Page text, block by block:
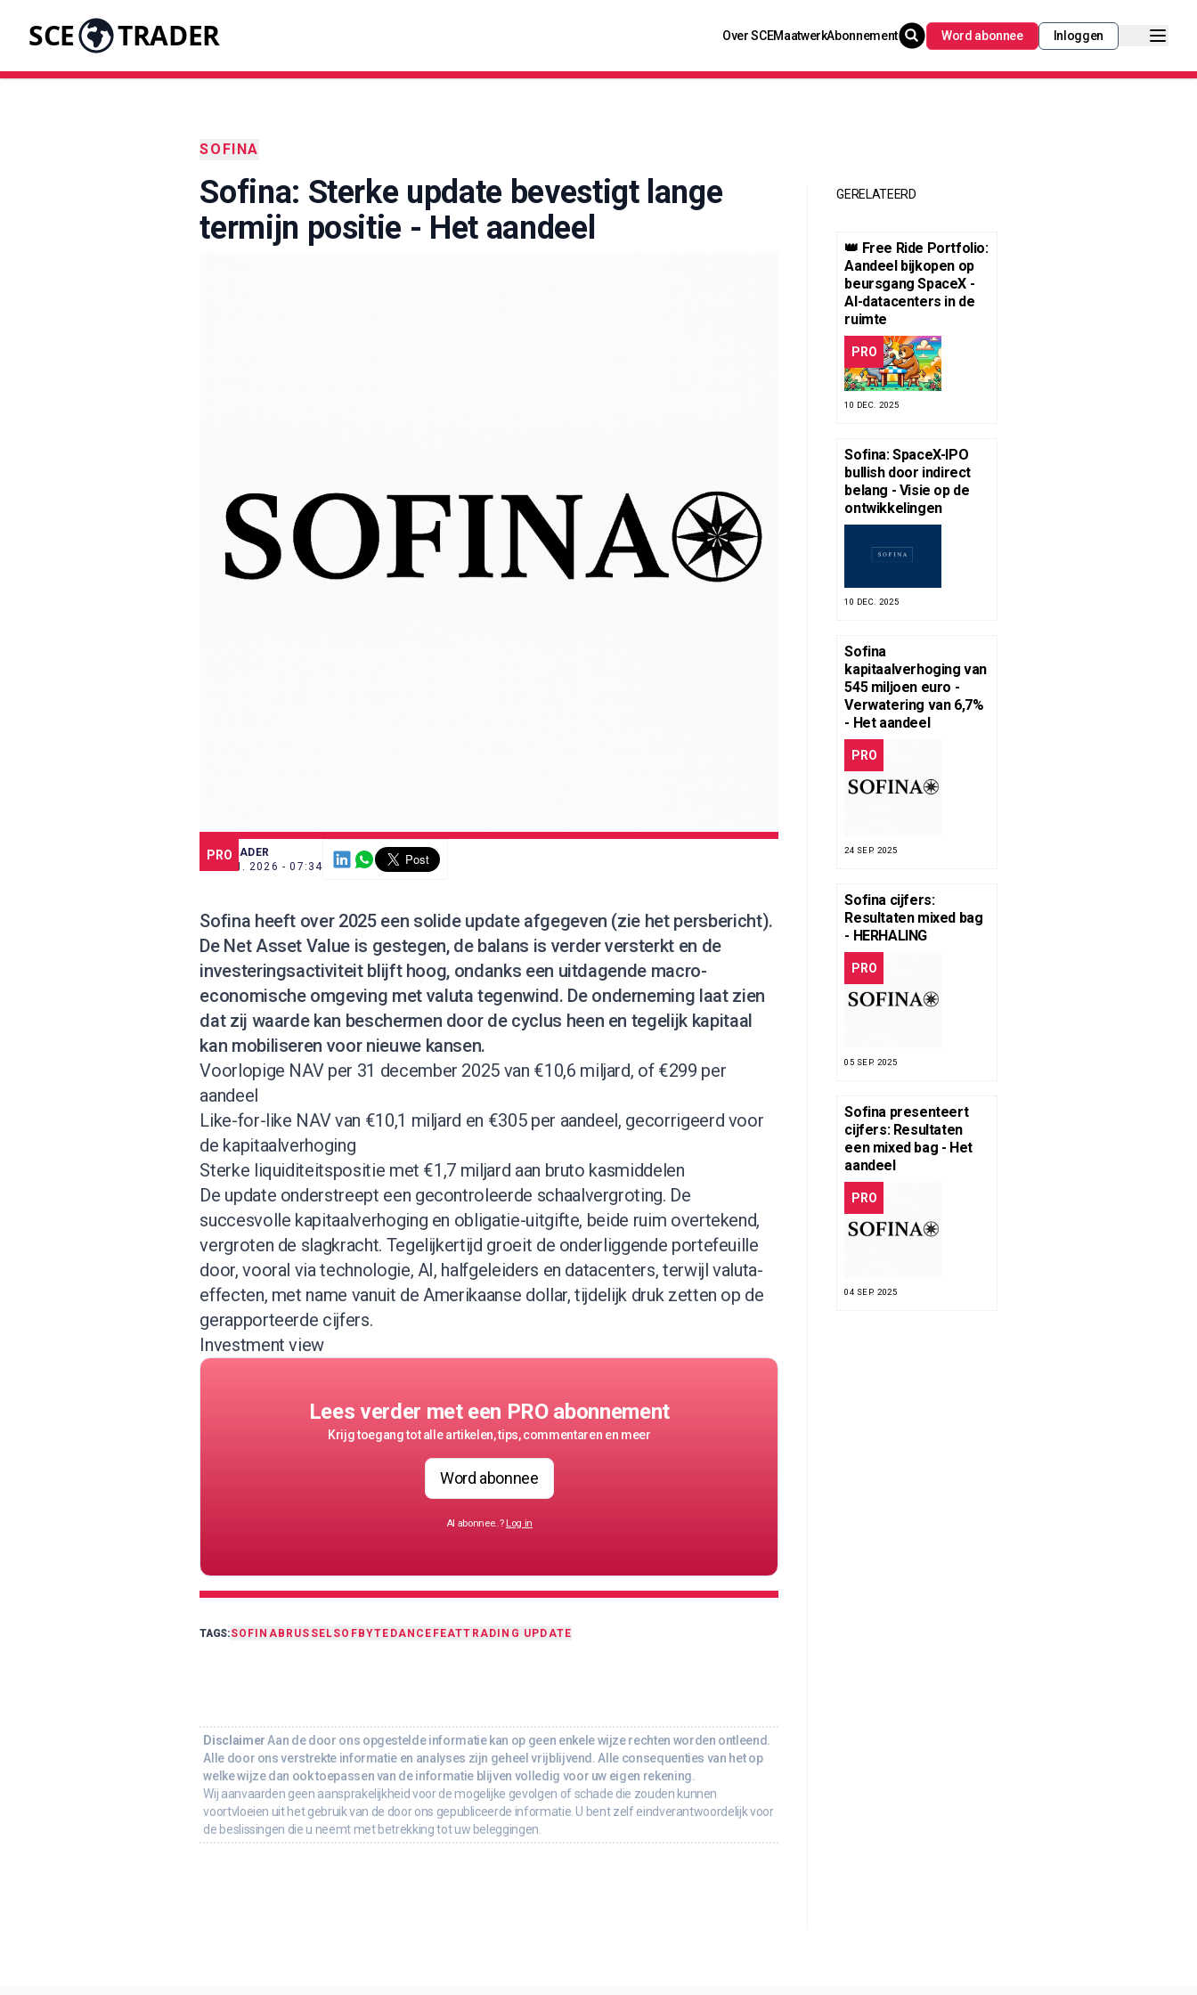
SCE TRADER Over SCEMaatwerkAbonnement Word abonnee Inloggen
SOFINA
Sofina: Sterke update bevestigt lange
termijn positie - Het aandeel
PRO
SCE TRADER
21 JAN. 2026 - 07:34
Sofina heeft over 2025 een solide update afgegeven (zie het persbericht).
De Net Asset Value is gestegen, de balans is verder versterkt en de
investeringsactiviteit blijft hoog, ondanks een uitdagende macro-
economische omgeving met valuta tegenwind. De onderneming laat zien
dat zij waarde kan beschermen door de cyclus heen en tegelijk kapitaal
kan mobiliseren voor nieuwe kansen.
Voorlopige NAV per 31 december 2025 van €10,6 miljard, of €299 per
aandeel
Like-for-like NAV van €10,1 miljard en €305 per aandeel, gecorrigeerd voor
de kapitaalverhoging
Sterke liquiditeitspositie met €1,7 miljard aan bruto kasmiddelen
De update onderstreept een gecontroleerde schaalvergroting. De
succesvolle kapitaalverhoging en obligatie-uitgifte, beide ruim overtekend,
vergroten de slagkracht. Tegelijkertijd groeit de onderliggende portefeuille
door, vooral via technologie, AI, halfgeleiders en datacenters, terwijl valuta-
effecten, met name vanuit de Amerikaanse dollar, tijdelijk druk zetten op de
gerapporteerde cijfers.
Investment view
Lees verder met een PRO abonnement
Krijg toegang tot alle artikelen, tips, commentaren en meer
Word abonnee
Al abonnee..? Log in
TAGS:SOFINA BRUSSELSOF BYTEDANCE FEATTRADING UPDATE
Disclaimer Aan de door ons opgestelde informatie kan op geen enkele wijze rechten worden ontleend.
Alle door ons verstrekte informatie en analyses zijn geheel vrijblijvend. Alle consequenties van het op
welke wijze dan ook toepassen van de informatie blijven volledig voor uw eigen rekening.
Wij aanvaarden geen aansprakelijkheid voor de mogelijke gevolgen of schade die zouden kunnen
voortvloeien uit het gebruik van de door ons gepubliceerde informatie. U bent zelf eindverantwoordelijk voor
de beslissingen die u neemt met betrekking tot uw beleggingen.
GERELATEERD
👑 Free Ride Portfolio:
Aandeel bijkopen op
beursgang SpaceX -
AI-datacenters in de
ruimte
PRO
10 DEC. 2025
Sofina: SpaceX-IPO
bullish door indirect
belang - Visie op de
ontwikkelingen
10 DEC. 2025
Sofina
kapitaalverhoging van
545 miljoen euro -
Verwatering van 6,7%
- Het aandeel
PRO
24 SEP. 2025
Sofina cijfers:
Resultaten mixed bag
- HERHALING
PRO
05 SEP. 2025
Sofina presenteert
cijfers: Resultaten
een mixed bag - Het
aandeel
PRO
04 SEP. 2025